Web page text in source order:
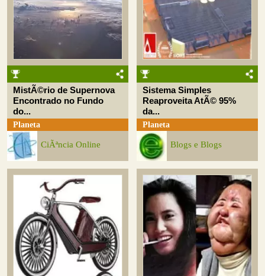
MistÃ©rio de Supernova
Encontrado no Fundo
do...
Planeta
CiÃªncia Online
Sistema Simples
Reaproveita AtÃ© 95%
da...
Planeta
Blogs e Blogs